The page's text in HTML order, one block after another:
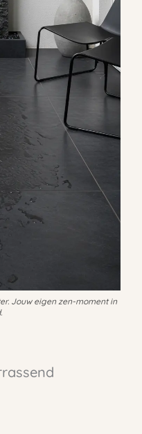
Jouw eigen zen-moment in